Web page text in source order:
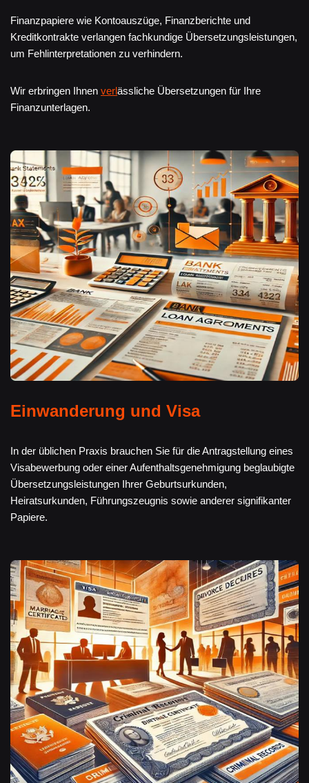
Finanzpapiere wie Kontoauszüge, Finanzberichte und
Kreditkontrakte verlangen fachkundige Übersetzungsleistungen,
um Fehlinterpretationen zu verhindern.
Wir erbringen Ihnen verlässliche Übersetzungen für Ihre
Finanzunterlagen.
Einwanderung und Visa
In der üblichen Praxis brauchen Sie für die Antragstellung eines
Visabewerbung oder einer Aufenthaltsgenehmigung beglaubigte
Übersetzungsleistungen Ihrer Geburtsurkunden,
Heiratsurkunden, Führungszeugnis sowie anderer signifikanter
Papiere.